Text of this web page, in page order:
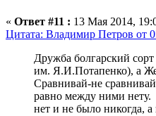
« Ответ #11 : 13 Мая 2014,
Цитата: Владимир Петров от
Дружба болгарский
им. Я.И.Потапенко), а
Сравнивай-не
равно между ними
нет и не было никогда,